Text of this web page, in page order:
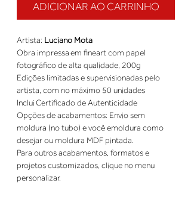
ADICIONAR AO CARRINHO
Artista: Luciano Mota
Obra impressa em fineart com papel
fotográfico de alta qualidade, 200g
Edições limitadas e supervisionadas pelo
artista, com no máximo 50 unidades
Inclui Certificado de Autenticidade
Opções de acabamentos: Envio sem
moldura (no tubo) e você emoldura como
desejar ou moldura MDF pintada.
Para outros acabamentos, formatos e
projetos customizados, clique no menu
personalizar.